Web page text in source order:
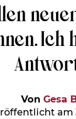
Ich
Von Gesa
am